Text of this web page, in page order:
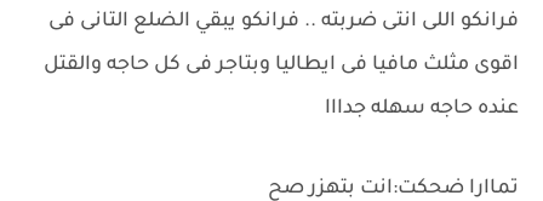
فرانكو اللى انتى ضربته .. فرانكو يبقي الضلع التانى فى
اقوى مثلث مافيا فى ايطاليا وبتاجر فى كل حاجه والقتل
عنده حاجه سهله جدااا
تماارا ضحكت:انت بتهزر صح